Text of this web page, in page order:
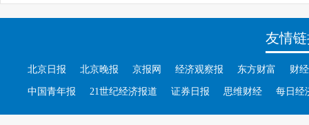
友情
北京日报 北京晚报 京报网 经济观察报 东方财富 财
中国青年报 21世纪经济报道 证券日报 思维财经 每日经